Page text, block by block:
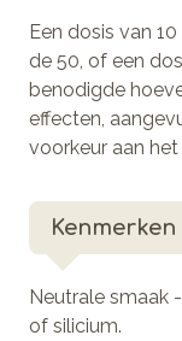
Een dosis van
de 50, of een
benodigde
effecten,
voorkeur aan
Kenmerken
Neutrale smaak
of silicium.